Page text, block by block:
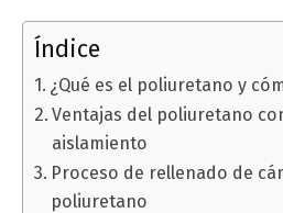
Índice
¿Qué es el poliuretano y
Ventajas del poliuretano
aislamiento
Proceso de rellenado de
poliuretano